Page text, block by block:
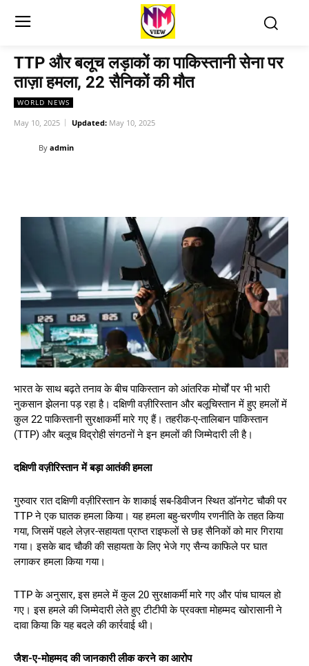
TTP और बलूच लड़ाकों का पाकिस्तानी सेना पर
ताज़ा हमला, 22 सैनिकों की मौत
WORLD NEWS
May 10, 2025 Updated: May 10, 2025
By admin
भारत के साथ बढ़ते तनाव के बीच पाकिस्तान को आंतरिक मोर्चों पर भी भारी
नुकसान झेलना पड़ रहा है। दक्षिणी वज़ीरिस्तान और बलूचिस्तान में हुए हमलों में
कुल 22 पाकिस्तानी सुरक्षाकर्मी मारे गए हैं। तहरीक-ए-तालिबान पाकिस्तान
(TTP) और बलूच विद्रोही संगठनों ने इन हमलों की जिम्मेदारी ली है।
दक्षिणी वज़ीरिस्तान में बड़ा आतंकी हमला
गुरुवार रात दक्षिणी वज़ीरिस्तान के शाकाई सब-डिवीजन स्थित डॉनगेट चौकी पर
TTP ने एक घातक हमला किया। यह हमला बहु-चरणीय रणनीति के तहत किया
गया, जिसमें पहले लेज़र-सहायता प्राप्त राइफलों से छह सैनिकों को मार गिराया
गया। इसके बाद चौकी की सहायता के लिए भेजे गए सैन्य काफिले पर घात
लगाकर हमला किया गया।
TTP के अनुसार, इस हमले में कुल 20 सुरक्षाकर्मी मारे गए और पांच घायल हो
गए। इस हमले की जिम्मेदारी लेते हुए टीटीपी के प्रवक्ता मोहम्मद खोरासानी ने
दावा किया कि यह बदले की कार्रवाई थी।
जैश-ए-मोहम्मद की जानकारी लीक करने का आरोप